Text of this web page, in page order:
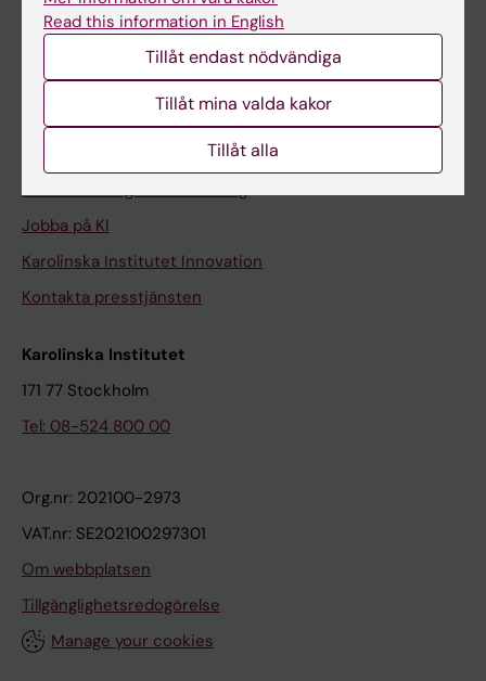
Medarbetare
Medarbetarportalen
Kontakta och besök KI
Stöd forskning och utbildning
Jobba på KI
Karolinska Institutet Innovation
Kontakta presstjänsten
Karolinska Institutet
171 77 Stockholm
Tel: 08-524 800 00
Org.nr: 202100-2973
VAT.nr: SE202100297301
Om webbplatsen
Tillgänglighetsredogörelse
Manage your cookies
Read this information in English
Tillåt endast nödvändiga
Tillåt mina valda kakor
Tillåt alla